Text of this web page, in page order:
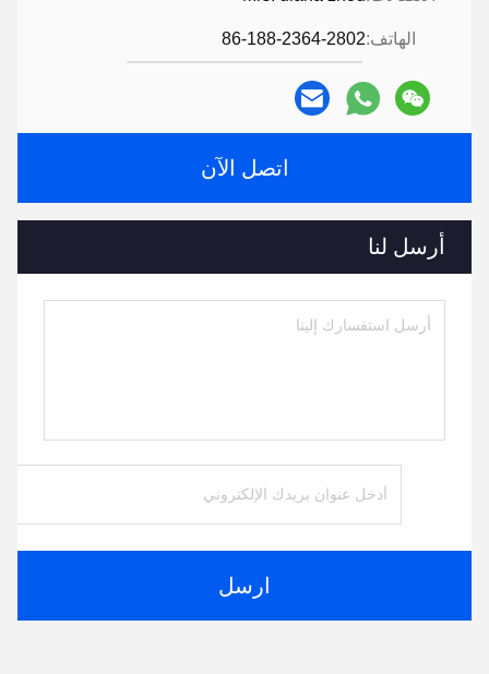
الهاتف:86-188-2364-2802
اتصل الآن
أرسل لنا
ارسل